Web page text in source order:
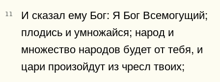
11
И сказал ему Бог: Я Бог Всемогущий;
плодись и умножайся; народ и
множество народов будет от тебя, и
цари произойдут из чресл твоих;